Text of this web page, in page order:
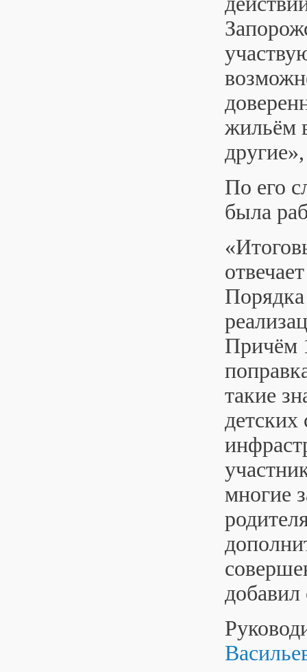
жильём
По его
была
Причём
такие
детских
многие
добавил